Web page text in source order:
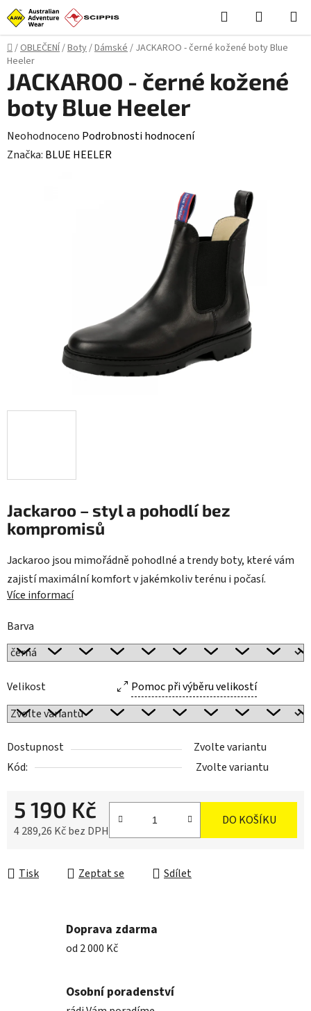
Přejít
na
obsah
Hledat
KOŠÍK
Domů
/OBLEČENÍ/Boty/Dámské/ JACKAROO - černé kožené boty Blue
Heeler
Jackaroo – styl a pohodlí bez
kompromisů
Jackaroo jsou mimořádně pohodlné a trendy boty, které vám
zajistí maximální komfort v jakémkoliv terénu i počasí.
Více informací
Barva
Velikost Pomoc při výběru velikostí
Dostupnost
Zvolte variantu
Kód:
Zvolte variantu
5 190 Kč
4 289,26 Kč bez DPH
DO KOŠÍKU
Tisk Zeptat se Sdílet
JACKAROO - černé kožené
boty Blue Heeler
Průměrné
hodnocení
Neohodnoceno Podrobnosti hodnocení
Značka: BLUE HEELER
Doprava zdarma
od 2 000 Kč
Osobní poradenství